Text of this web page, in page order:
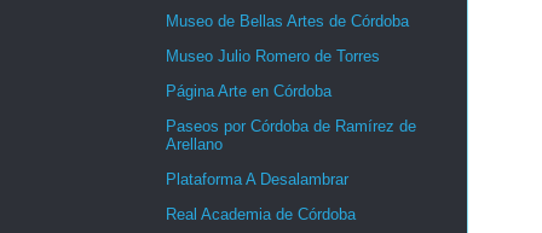
Museo de Bellas Artes de Córdoba
Museo Julio Romero de Torres
Página Arte en Córdoba
Paseos por Córdoba de Ramírez de
Arellano
Plataforma A Desalambrar
Real Academia de Córdoba